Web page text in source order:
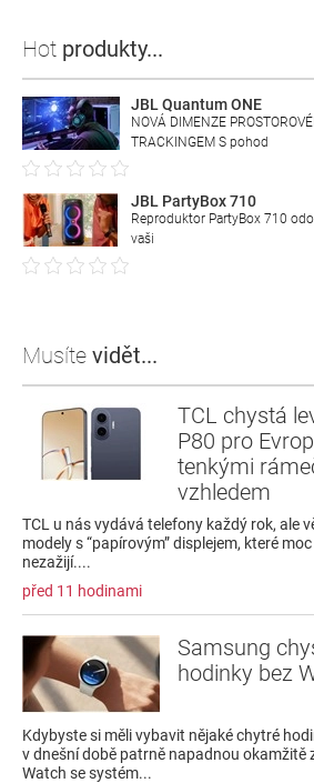
Hot produkty...
JBL Quantum ONE
NOVÁ DIMENZE
TRACKINGEM S pohod
JBL PartyBox 710
Reproduktor PartyBox 710
vaši
Musíte vidět...
TCL chystá
P80 pro
tenkými
vzhledem
TCL u nás vydává telefony každý rok, ale
modely s “papírovým” displejem, které
nezažijí....
před 11 hodinami
Samsung
hodinky bez
Kdybyste si měli vybavit nějaké chytré
v dnešní době patrně napadnou okamžitě
Watch se systém...